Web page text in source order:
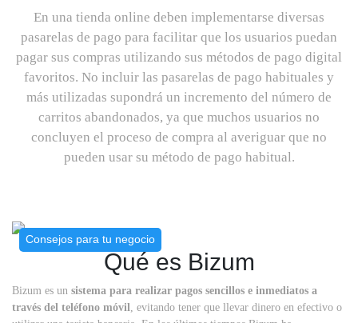
En una tienda online deben implementarse diversas
pasarelas de pago para facilitar que los usuarios puedan
pagar sus compras utilizando sus métodos de pago digital
favoritos. No incluir las pasarelas de pago habituales y
más utilizadas supondrá un incremento del número de
carritos abandonados, ya que muchos usuarios no
concluyen el proceso de compra al averiguar que no
pueden usar su método de pago habitual.
Consejos para tu negocio
Qué es Bizum
Bizum es un sistema para realizar pagos sencillos e inmediatos a
través del teléfono móvil , evitando tener que llevar dinero en efectivo o